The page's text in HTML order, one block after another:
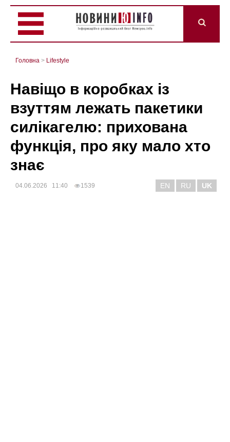
Головна > Lifestyle
Навіщо в коробках із
взуттям лежать пакетики
силікагелю: прихована
функція, про яку мало хто
знає
04.06.2026 11:40 1539 EN RU UK